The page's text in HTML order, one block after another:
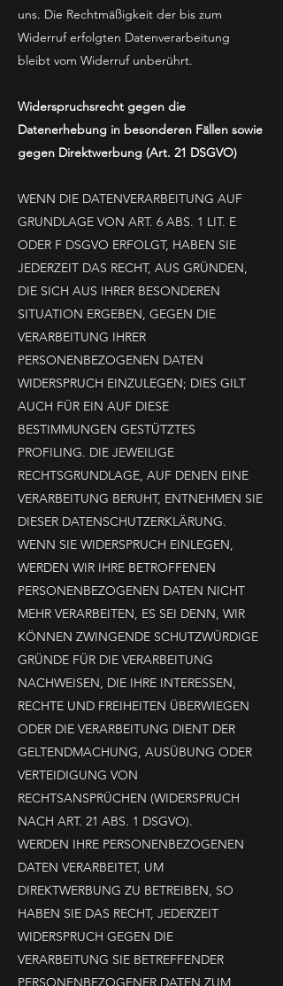
uns. Die Rechtmäßigkeit der bis zum
Widerruf erfolgten Datenverarbeitung
bleibt vom Widerruf unberührt.
Widerspruchsrecht gegen die
Datenerhebung in besonderen Fällen sowie
gegen Direktwerbung (Art. 21 DSGVO)
WENN DIE DATENVERARBEITUNG AUF
GRUNDLAGE VON ART. 6 ABS. 1 LIT. E
ODER F DSGVO ERFOLGT, HABEN SIE
JEDERZEIT DAS RECHT, AUS GRÜNDEN,
DIE SICH AUS IHRER BESONDEREN
SITUATION ERGEBEN, GEGEN DIE
VERARBEITUNG IHRER
PERSONENBEZOGENEN DATEN
WIDERSPRUCH EINZULEGEN; DIES GILT
AUCH FÜR EIN AUF DIESE
BESTIMMUNGEN GESTÜTZTES
PROFILING. DIE JEWEILIGE
RECHTSGRUNDLAGE, AUF DENEN EINE
VERARBEITUNG BERUHT, ENTNEHMEN SIE
DIESER DATENSCHUTZERKLÄRUNG.
WENN SIE WIDERSPRUCH EINLEGEN,
WERDEN WIR IHRE BETROFFENEN
PERSONENBEZOGENEN DATEN NICHT
MEHR VERARBEITEN, ES SEI DENN, WIR
KÖNNEN ZWINGENDE SCHUTZWÜRDIGE
GRÜNDE FÜR DIE VERARBEITUNG
NACHWEISEN, DIE IHRE INTERESSEN,
RECHTE UND FREIHEITEN ÜBERWIEGEN
ODER DIE VERARBEITUNG DIENT DER
GELTENDMACHUNG, AUSÜBUNG ODER
VERTEIDIGUNG VON
RECHTSANSPRÜCHEN (WIDERSPRUCH
NACH ART. 21 ABS. 1 DSGVO).
WERDEN IHRE PERSONENBEZOGENEN
DATEN VERARBEITET, UM
DIREKTWERBUNG ZU BETREIBEN, SO
HABEN SIE DAS RECHT, JEDERZEIT
WIDERSPRUCH GEGEN DIE
VERARBEITUNG SIE BETREFFENDER
PERSONENBEZOGENER DATEN ZUM